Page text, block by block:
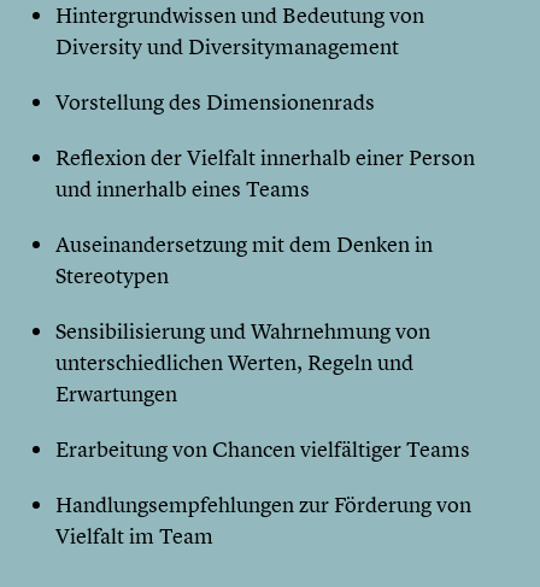
Hintergrundwissen und Bedeutung von
Diversity und Diversitymanagement
Vorstellung des Dimensionenrads
Reflexion der Vielfalt innerhalb einer Person
und innerhalb eines Teams
Auseinandersetzung mit dem Denken in
Stereotypen
Sensibilisierung und Wahrnehmung von
unterschiedlichen Werten, Regeln und
Erwartungen
Erarbeitung von Chancen vielfältiger Teams
Handlungsempfehlungen zur Förderung von
Vielfalt im Team